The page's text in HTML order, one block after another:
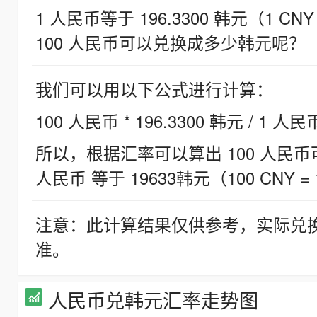
1 人民币等于 196.3300 韩元（1
100 人民币可以兑换成多少韩元呢？
我们可以用以下公式进行计算：
100 人民币 * 196.3300 韩元 / 1 人民
所以，根据汇率可以算出 100 人民
人民币 等于 19633韩元（100 CNY =
注意：此计算结果仅供参考，实际
准。
人民币兑韩元汇率走势图